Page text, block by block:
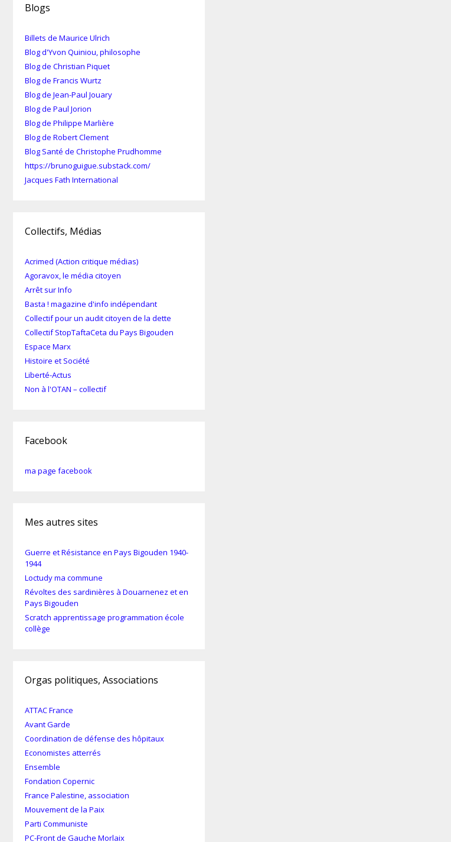
Blogs
Billets de Maurice Ulrich
Blog d'Yvon Quiniou, philosophe
Blog de Christian Piquet
Blog de Francis Wurtz
Blog de Jean-Paul Jouary
Blog de Paul Jorion
Blog de Philippe Marlière
Blog de Robert Clement
Blog Santé de Christophe Prudhomme
https://brunoguigue.substack.com/
Jacques Fath International
Collectifs, Médias
Acrimed (Action critique médias)
Agoravox, le média citoyen
Arrêt sur Info
Basta ! magazine d'info indépendant
Collectif pour un audit citoyen de la dette
Collectif StopTaftaCeta du Pays Bigouden
Espace Marx
Histoire et Société
Liberté-Actus
Non à l'OTAN – collectif
Facebook
ma page facebook
Mes autres sites
Guerre et Résistance en Pays Bigouden 1940-
1944
Loctudy ma commune
Révoltes des sardinières à Douarnenez et en
Pays Bigouden
Scratch apprentissage programmation école
collège
Orgas politiques, Associations
ATTAC France
Avant Garde
Coordination de défense des hôpitaux
Economistes atterrés
Ensemble
Fondation Copernic
France Palestine, association
Mouvement de la Paix
Parti Communiste
PC-Front de Gauche Morlaix